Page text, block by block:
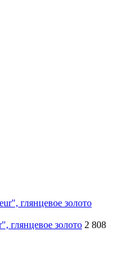
глянцевое золото 2 808